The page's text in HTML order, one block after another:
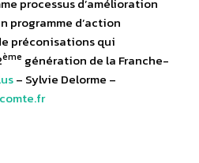
programme d’action
préconisations qui
ème génération de la Franche-
– Sylvie Delorme –